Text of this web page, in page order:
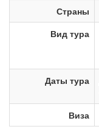
Страны
Вид тура
Даты тура
Виза